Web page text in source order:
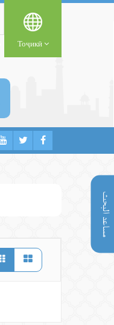
مساعد البحث
Тоҷикӣ